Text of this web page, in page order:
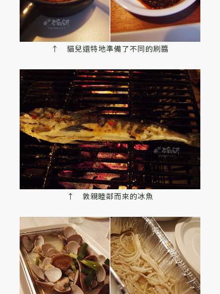
↑ 貓兒還特地準備了不同的刷醬
↑ 敦親睦鄰而來的冰魚